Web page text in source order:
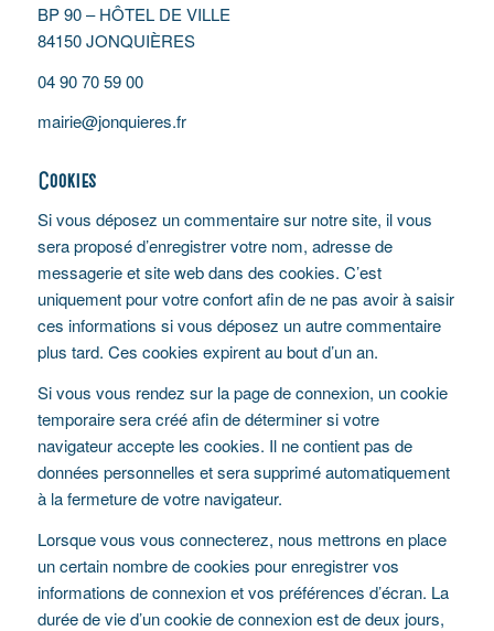
BP 90 – HÔTEL DE VILLE
84150 JONQUIÈRES
04 90 70 59 00
mairie@jonquieres.fr
Cookies
Si vous déposez un commentaire sur notre site, il vous
sera proposé d’enregistrer votre nom, adresse de
messagerie et site web dans des cookies. C’est
uniquement pour votre confort afin de ne pas avoir à saisir
ces informations si vous déposez un autre commentaire
plus tard. Ces cookies expirent au bout d’un an.
Si vous vous rendez sur la page de connexion, un cookie
temporaire sera créé afin de déterminer si votre
navigateur accepte les cookies. Il ne contient pas de
données personnelles et sera supprimé automatiquement
à la fermeture de votre navigateur.
Lorsque vous vous connecterez, nous mettrons en place
un certain nombre de cookies pour enregistrer vos
informations de connexion et vos préférences d’écran. La
durée de vie d’un cookie de connexion est de deux jours,